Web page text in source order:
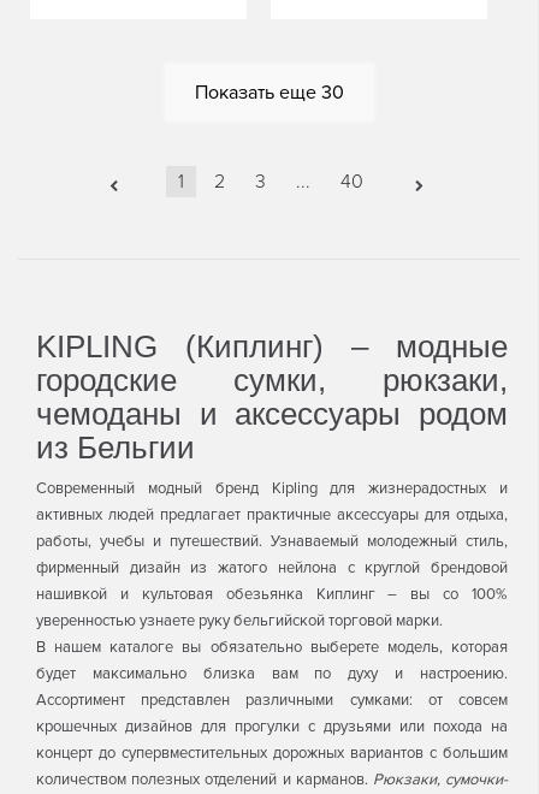
Показать еще 30
1 2 3 ... 40
KIPLING (Киплинг) – модные
городские сумки, рюкзаки,
чемоданы и аксессуары родом
из Бельгии
Современный модный бренд Kipling для жизнерадостных и
активных людей предлагает практичные аксессуары для отдыха,
работы, учебы и путешествий. Узнаваемый молодежный стиль,
фирменный дизайн из жатого нейлона с круглой брендовой
нашивкой и культовая обезьянка Киплинг – вы со 100%
уверенностью узнаете руку бельгийской торговой марки.
В нашем каталоге вы обязательно выберете модель, которая
будет максимально близка вам по духу и настроению.
Ассортимент представлен различными сумками: от совсем
крошечных дизайнов для прогулки с друзьями или похода на
концерт до супервместительных дорожных вариантов с большим
количеством полезных отделений и карманов. Рюкзаки, сумочки-